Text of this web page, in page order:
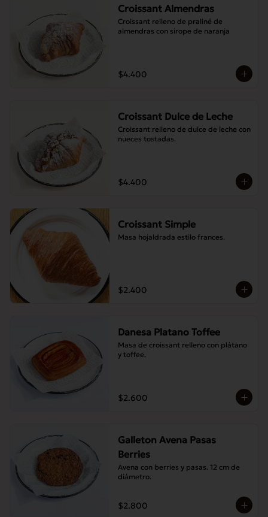
Croissant Almendras
Croissant relleno de praliné de
almendras con sirope de naranja
$4.400
Croissant Dulce de Leche
Croissant relleno de dulce de leche con
nueces tostadas.
$4.400
Croissant Simple
Masa hojaldrada estilo frances.
$2.400
Danesa Platano Toffee
Masa de croissant relleno con plátano
y toffee.
$2.600
Galleton Avena Pasas
Berries
Avena con berries y pasas. 12 cm de
diámetro.
$2.800